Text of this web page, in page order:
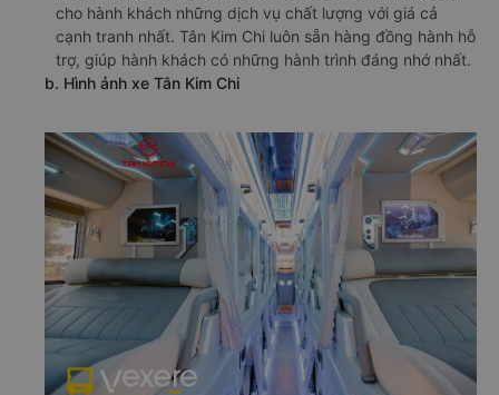
cho hành khách những dịch vụ chất lượng với giá cả
cạnh tranh nhất. Tân Kim Chi luôn sẵn hàng đồng hành hỗ
trợ, giúp hành khách có những hành trình đáng nhớ nhất.
b. Hình ảnh xe Tân Kim Chi